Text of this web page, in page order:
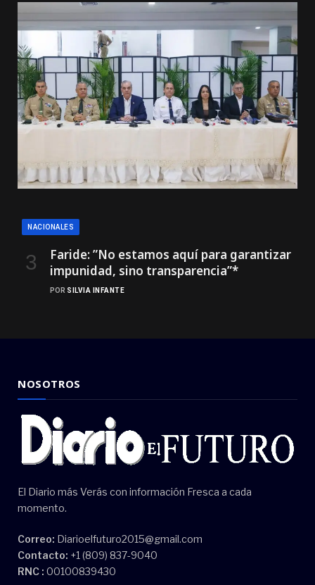
NACIONALES
Faride: ”No estamos aquí para garantizar
impunidad, sino transparencia”*
POR SILVIA INFANTE
NOSOTROS
El Diario más Verás con información Fresca a cada
momento.
Correo: Diarioelfuturo2015@gmail.com
Contacto: +1 (809) 837-9040
RNC : 00100839430